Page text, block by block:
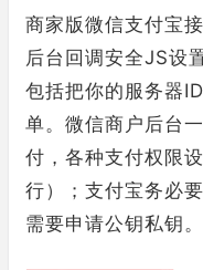
商家版微信支付宝
后台回调安全JS设
包括把你的服务器
单。微信商户后台
付，各种支付权限
行）；支付宝务必
需要申请公钥私钥。